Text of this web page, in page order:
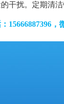
干扰。定期清洁
：15666887396，